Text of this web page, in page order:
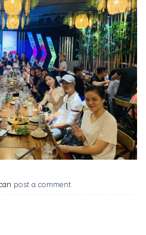
post a comment